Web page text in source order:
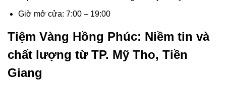
Giờ mở cửa: 7:00 – 19:00
Tiệm Vàng Hồng Phúc: Niềm tin và
chất lượng từ TP. Mỹ Tho, Tiền
Giang